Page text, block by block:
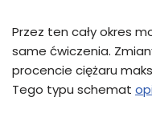
Przez ten cały okres
same ćwiczenia.
procencie ciężaru
Tego typu schemat